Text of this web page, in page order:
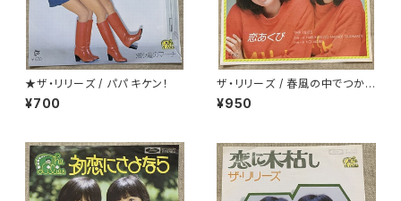
★ザ・リリーズ / パパ キケン！
¥700
ザ・リリーズ / 春風の中でつかま
えて
¥950